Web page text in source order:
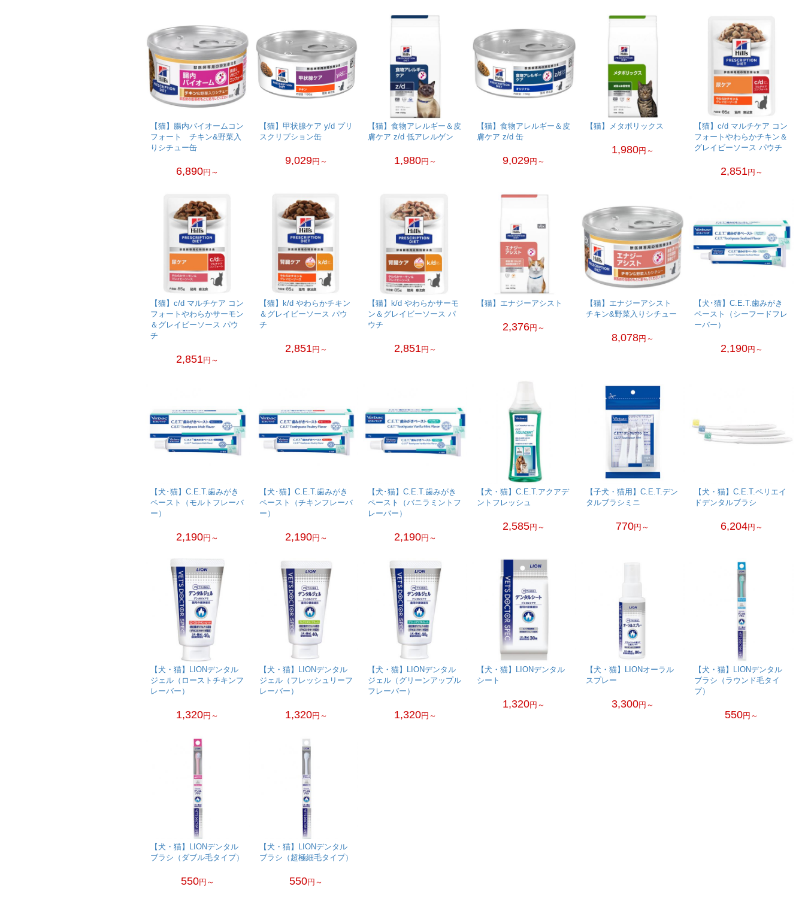
【猫】腸内バイオームコン
フォート チキン&野菜入
りシチュー缶
6,890円～
【猫】甲状腺ケア y/d プリ
スクリプション缶
9,029円～
【猫】食物アレルギー＆皮
膚ケア z/d 低アレルゲン
1,980円～
【猫】食物アレルギー＆皮
膚ケア z/d 缶
9,029円～
【猫】メタボリックス
1,980円～
【猫】c/d マルチケア コン
フォートやわらかチキン＆
グレイビーソース パウチ
2,851円～
【猫】c/d マルチケア コン
フォートやわらかサーモン
＆グレイビーソース パウ
チ
2,851円～
【猫】k/d やわらかチキン
＆グレイビーソース パウ
チ
2,851円～
【猫】k/d やわらかサーモ
ン＆グレイビーソース パ
ウチ
2,851円～
【猫】エナジーアシスト
2,376円～
【猫】エナジーアシスト
チキン&野菜入りシチュー
8,078円～
【犬･猫】C.E.T.歯みがき
ペースト（シーフードフレ
ーバー）
2,190円～
【犬･猫】C.E.T.歯みがき
ペースト（モルトフレーバ
ー）
2,190円～
【犬･猫】C.E.T.歯みがき
ペースト（チキンフレーバ
ー）
2,190円～
【犬･猫】C.E.T.歯みがき
ペースト（バニラミントフ
レーバー）
2,190円～
【犬・猫】C.E.T.アクアデ
ントフレッシュ
2,585円～
【子犬・猫用】C.E.T.デン
タルブラシミニ
770円～
【犬・猫】C.E.T.ペリエイ
ドデンタルブラシ
6,204円～
【犬・猫】LIONデンタル
ジェル（ローストチキンフ
レーバー）
1,320円～
【犬・猫】LIONデンタル
ジェル（フレッシュリーフ
レーバー）
1,320円～
【犬・猫】LIONデンタル
ジェル（グリーンアップル
フレーバー）
1,320円～
【犬・猫】LIONデンタル
シート
1,320円～
【犬・猫】LIONオーラル
スプレー
3,300円～
【犬・猫】LIONデンタル
ブラシ（ラウンド毛タイ
プ）
550円～
【犬・猫】LIONデンタル
ブラシ（ダブル毛タイプ）
550円～
【犬・猫】LIONデンタル
ブラシ（超極細毛タイプ）
550円～